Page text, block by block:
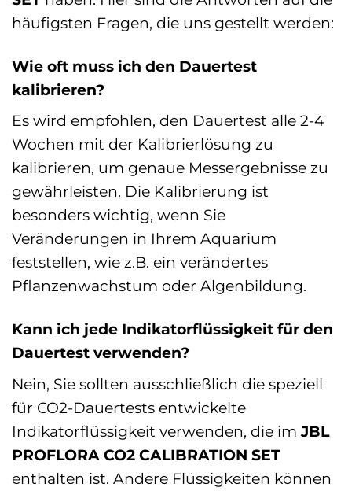
häufigsten Fragen, die uns gestellt werden:
Wie oft muss ich den Dauertest
kalibrieren?
Es wird empfohlen, den Dauertest alle 2-4
Wochen mit der Kalibrierlösung zu
kalibrieren, um genaue Messergebnisse zu
gewährleisten. Die Kalibrierung ist
besonders wichtig, wenn Sie
Veränderungen in Ihrem Aquarium
feststellen, wie z.B. ein verändertes
Pflanzenwachstum oder Algenbildung.
Kann ich jede Indikatorflüssigkeit für den
Dauertest verwenden?
Nein, Sie sollten ausschließlich die speziell
für CO2-Dauertests entwickelte
Indikatorflüssigkeit verwenden, die imJBL
PROFLORA CO2 CALIBRATION SET
enthalten ist. Andere Flüssigkeiten können